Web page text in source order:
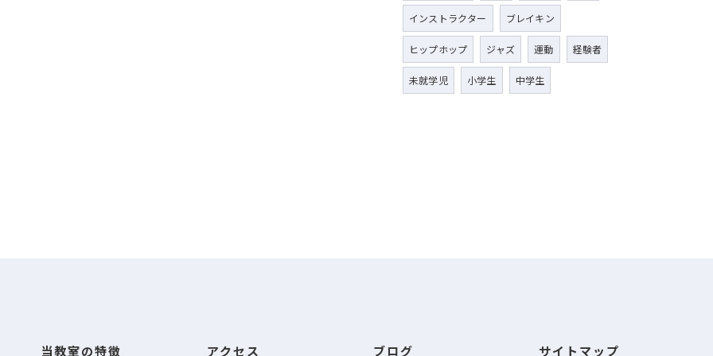
インストラクター ブレイキン
ヒップホップ ジャズ 運動 経験者
未就学児 小学生 中学生
当教室の特徴 アクセス ブログ サイトマップ